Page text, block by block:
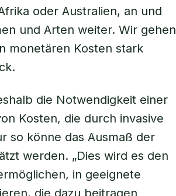
oder Australien, an und
und Arten weiter. Wir gehen
monetären Kosten stark
die Notwendigkeit einer
Kosten, die durch invasive
so könne das Ausmaß der
werden. „Dies wird es den
in geeignete
die dazu beitragen